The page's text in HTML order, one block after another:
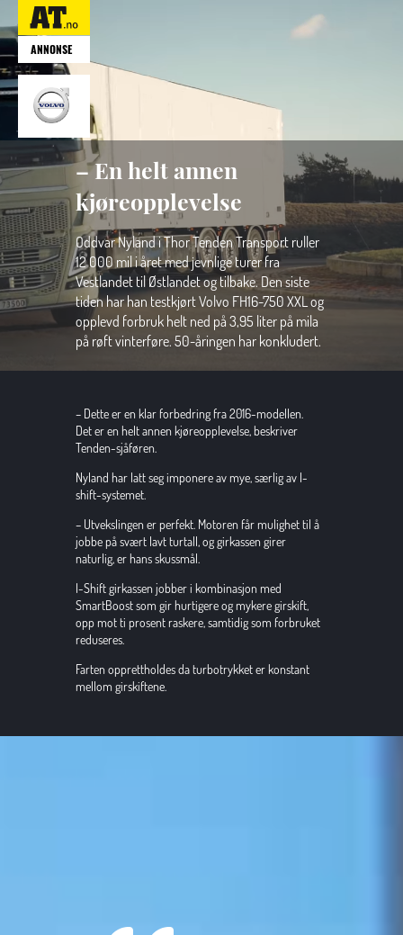
Oddvar Nyland i Thor Tenden Transport ruller
12 000 mil i året med jevnlige turer fra
Vestlandet til Østlandet og tilbake. Den siste
tiden har han testkjørt Volvo FH16-750 XXL og
opplevd forbruk helt ned på 3,95 liter på mila
på røft vinterføre. 50-åringen har konkludert.
– En helt annen
kjøreopplevelse
– Dette er en klar forbedring fra 2016-modellen.
Det er en helt annen kjøreopplevelse, beskriver
Tenden-sjåføren.
Nyland har latt seg imponere av mye, særlig av I-
shift-systemet.
– Utvekslingen er perfekt. Motoren får mulighet til å
jobbe på svært lavt turtall, og girkassen girer
naturlig, er hans skussmål.
I-Shift girkassen jobber i kombinasjon med
SmartBoost som gir hurtigere og mykere girskift,
opp mot ti prosent raskere, samtidig som forbruket
reduseres.
Farten opprettholdes da turbotrykket er konstant
mellom girskiftene.
ANNONSE